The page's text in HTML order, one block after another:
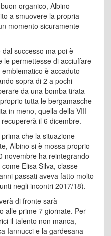
organico, Albino
a smuovere la propria
momento sicuramente
successo ma poi è
le permettesse di acciuffare
emblematico è accaduto
sopra di 2 a pochi
da una bomba tirata
tutta le bergamasche
in meno, quella della VIII
il 6 dicembre.
che la situazione
Albino si è mossa proprio
novembre ha reintegrando
Elisa Silva, classe
passati aveva fatto molto
negli incontri 2017/18).
di fronte sarà
alle prime 7 giornate. Per
il talento non manca,
Iannucci e la gardesana